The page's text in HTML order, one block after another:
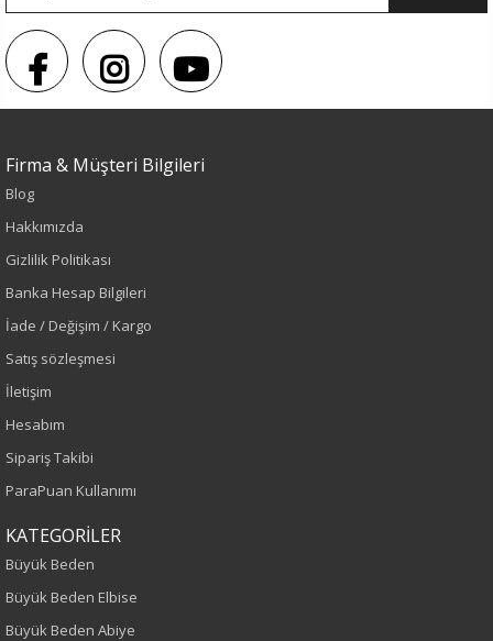
Renk
Sezon
Yaş Grubu
Yetişkin
Kalıp
Boy
Firma & Müşteri Bilgileri
Blog
Hakkımızda
Gizlilik Politikası
Banka Hesap Bilgileri
İade / Değişim / Kargo
Satış sözleşmesi
İletişim
Hesabım
Sipariş Takibi
ParaPuan Kullanımı
KATEGORİLER
Büyük Beden
Büyük Beden Elbise
Büyük Beden Abiye